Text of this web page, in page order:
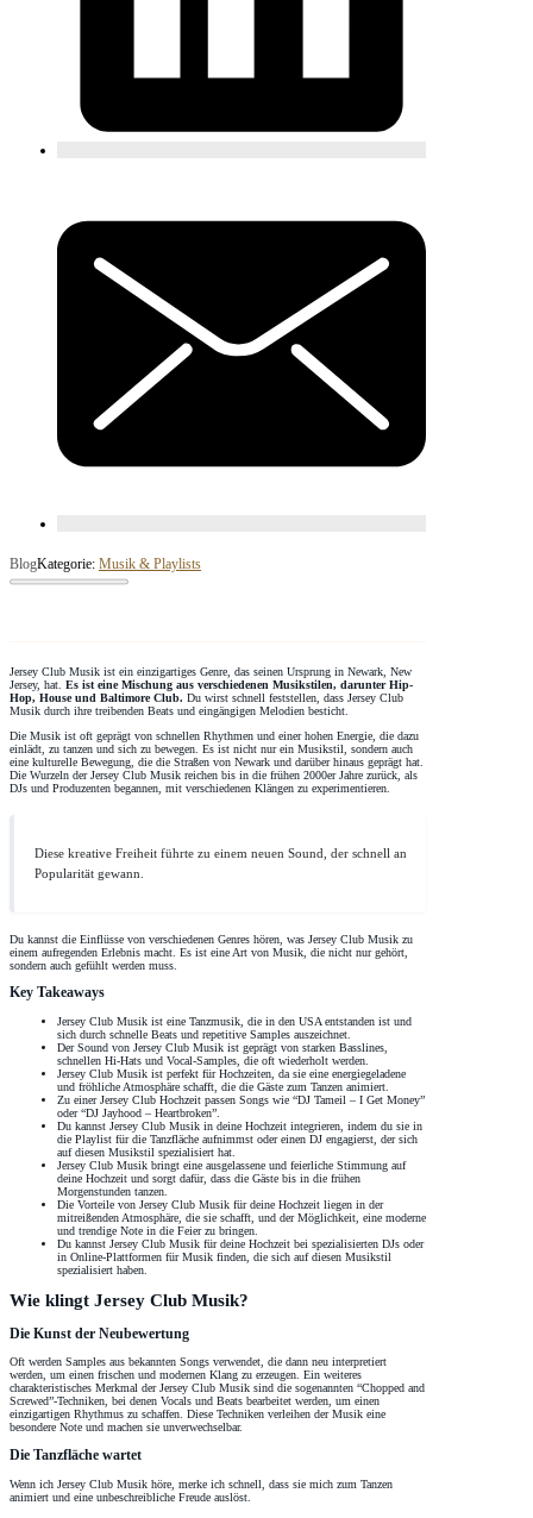
BlogKategorie: Musik & Playlists
Jersey Club Musik ist ein einzigartiges Genre, das seinen Ursprung in Newark, New
Jersey, hat. Es ist eine Mischung aus verschiedenen Musikstilen, darunter Hip-
Hop, House und Baltimore Club. Du wirst schnell feststellen, dass Jersey Club
Musik durch ihre treibenden Beats und eingängigen Melodien besticht.
Die Musik ist oft geprägt von schnellen Rhythmen und einer hohen Energie, die dazu
einlädt, zu tanzen und sich zu bewegen. Es ist nicht nur ein Musikstil, sondern auch
eine kulturelle Bewegung, die die Straßen von Newark und darüber hinaus geprägt hat.
Die Wurzeln der Jersey Club Musik reichen bis in die frühen 2000er Jahre zurück, als
DJs und Produzenten begannen, mit verschiedenen Klängen zu experimentieren.
Diese kreative Freiheit führte zu einem neuen Sound, der schnell an
Popularität gewann.
Du kannst die Einflüsse von verschiedenen Genres hören, was Jersey Club Musik zu
einem aufregenden Erlebnis macht. Es ist eine Art von Musik, die nicht nur gehört,
sondern auch gefühlt werden muss.
Key Takeaways
Jersey Club Musik ist eine Tanzmusik, die in den USA entstanden ist und
sich durch schnelle Beats und repetitive Samples auszeichnet.
Der Sound von Jersey Club Musik ist geprägt von starken Basslines,
schnellen Hi-Hats und Vocal-Samples, die oft wiederholt werden.
Jersey Club Musik ist perfekt für Hochzeiten, da sie eine energiegeladene
und fröhliche Atmosphäre schafft, die die Gäste zum Tanzen animiert.
Zu einer Jersey Club Hochzeit passen Songs wie “DJ Tameil – I Get Money”
oder “DJ Jayhood – Heartbroken”.
Du kannst Jersey Club Musik in deine Hochzeit integrieren, indem du sie in
die Playlist für die Tanzfläche aufnimmst oder einen DJ engagierst, der sich
auf diesen Musikstil spezialisiert hat.
Jersey Club Musik bringt eine ausgelassene und feierliche Stimmung auf
deine Hochzeit und sorgt dafür, dass die Gäste bis in die frühen
Morgenstunden tanzen.
Die Vorteile von Jersey Club Musik für deine Hochzeit liegen in der
mitreißenden Atmosphäre, die sie schafft, und der Möglichkeit, eine moderne
und trendige Note in die Feier zu bringen.
Du kannst Jersey Club Musik für deine Hochzeit bei spezialisierten DJs oder
in Online-Plattformen für Musik finden, die sich auf diesen Musikstil
spezialisiert haben.
Wie klingt Jersey Club Musik?
Die Kunst der Neubewertung
Oft werden Samples aus bekannten Songs verwendet, die dann neu interpretiert
werden, um einen frischen und modernen Klang zu erzeugen. Ein weiteres
charakteristisches Merkmal der Jersey Club Musik sind die sogenannten “Chopped and
Screwed”-Techniken, bei denen Vocals und Beats bearbeitet werden, um einen
einzigartigen Rhythmus zu schaffen. Diese Techniken verleihen der Musik eine
besondere Note und machen sie unverwechselbar.
Die Tanzfläche wartet
Wenn ich Jersey Club Musik höre, merke ich schnell, dass sie mich zum Tanzen
animiert und eine unbeschreibliche Freude auslöst.